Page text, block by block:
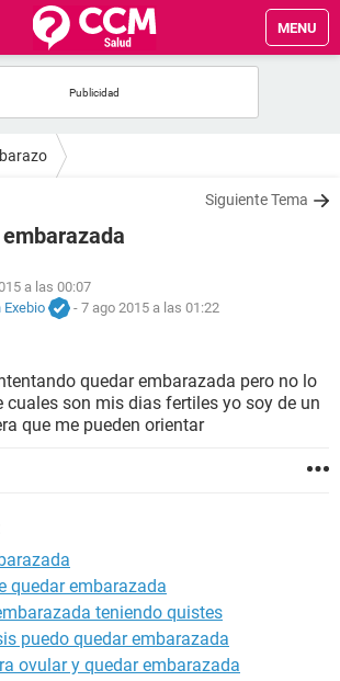
MENU
Siguiente Tema
a las 00:07
Exebio
- 7 ago 2015 a las 01:22
quedar embarazada pero no lo
cuales son mis dias fertiles yo soy de un
que me pueden orientar
quedar embarazada
teniendo quistes
puedo quedar embarazada
ovular y quedar embarazada